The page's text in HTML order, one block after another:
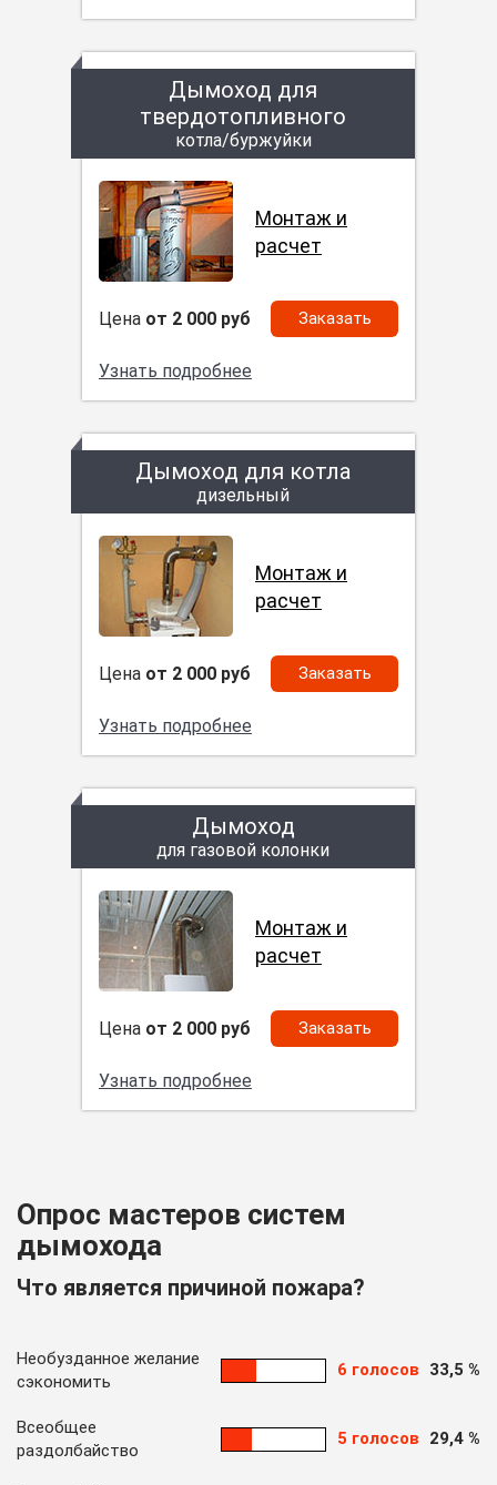
Дымоход для
твердотопливного
котла/буржуйки
Монтаж и
расчет
Цена от 2 000 руб Заказать
Узнать подробнее
Дымоход для котла
дизельный
Монтаж и
расчет
Цена от 2 000 руб Заказать
Узнать подробнее
Дымоход
для газовой колонки
Монтаж и
расчет
Цена от 2 000 руб Заказать
Узнать подробнее
Опрос мастеров систем
дымохода
Что является причиной пожара?
Необузданное желание
сэкономить
6 голосов 33,5 %
Всеобщее
раздолбайство
5 голосов 29,4 %